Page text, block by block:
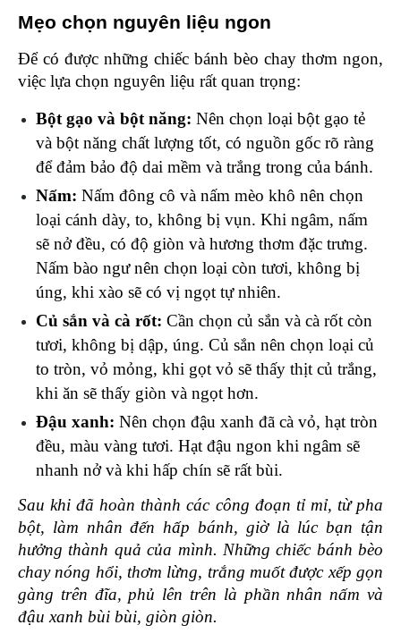
Mẹo chọn nguyên liệu ngon
Để có được những chiếc bánh bèo chay thơm ngon,
việc lựa chọn nguyên liệu rất quan trọng:
Bột gạo và bột năng: Nên chọn loại bột gạo tẻ
và bột năng chất lượng tốt, có nguồn gốc rõ ràng
để đảm bảo độ dai mềm và trắng trong của bánh.
Nấm: Nấm đông cô và nấm mèo khô nên chọn
loại cánh dày, to, không bị vụn. Khi ngâm, nấm
sẽ nở đều, có độ giòn và hương thơm đặc trưng.
Nấm bào ngư nên chọn loại còn tươi, không bị
úng, khi xào sẽ có vị ngọt tự nhiên.
Củ sắn và cà rốt: Cần chọn củ sắn và cà rốt còn
tươi, không bị dập, úng. Củ sắn nên chọn loại củ
to tròn, vỏ mỏng, khi gọt vỏ sẽ thấy thịt củ trắng,
khi ăn sẽ thấy giòn và ngọt hơn.
Đậu xanh: Nên chọn đậu xanh đã cà vỏ, hạt tròn
đều, màu vàng tươi. Hạt đậu ngon khi ngâm sẽ
nhanh nở và khi hấp chín sẽ rất bùi.
Sau khi đã hoàn thành các công đoạn tỉ mỉ, từ pha
bột, làm nhân đến hấp bánh, giờ là lúc bạn tận
hưởng thành quả của mình. Những chiếc bánh bèo
chay nóng hổi, thơm lừng, trắng muốt được xếp gọn
gàng trên đĩa, phủ lên trên là phần nhân nấm và
đậu xanh bùi bùi, giòn giòn.